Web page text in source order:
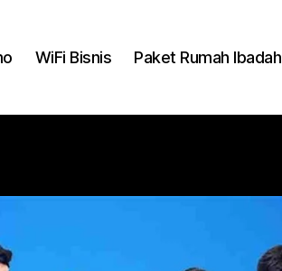
WiFi Bisnis Paket Rumah Ibadah